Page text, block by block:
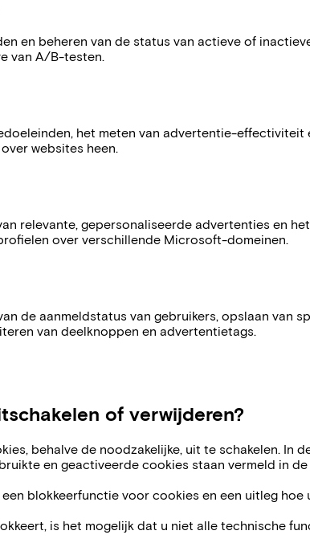
en beheren van de status van actieve of
van A/B-testen.
het meten van advertentie-effectiviteit
websites heen.
relevante, gepersonaliseerde advertenties en
over verschillende Microsoft-domeinen.
de aanmeldstatus van gebruikers, opslaan van
van deelknoppen en advertentietags.
of verwijderen?
behalve de noodzakelijke, uit te schakelen.
en geactiveerde cookies staan vermeld in
blokkeerfunctie voor cookies en een uitleg
is het mogelijk dat u niet alle technische